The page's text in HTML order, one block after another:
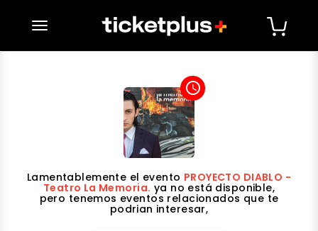
desplegar navegación
access_time
Lamentablemente el evento PROYECTO DIABLO -
Teatro La Memoria. ya no está disponible,
pero tenemos eventos relacionados que te
podrian interesar,